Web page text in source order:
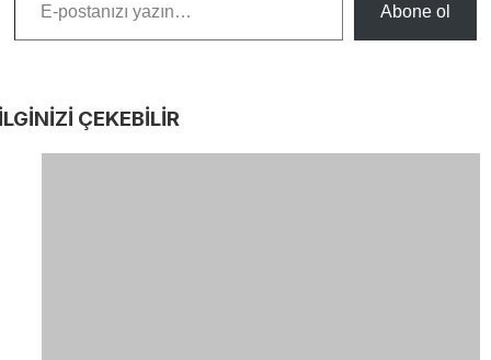
Abone ol
ÇEKEBİLİR